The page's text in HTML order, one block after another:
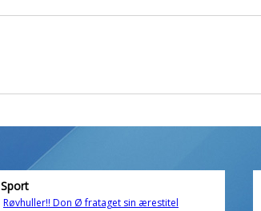
Sport
Røvhuller!! Don Ø frataget sin ærestitel